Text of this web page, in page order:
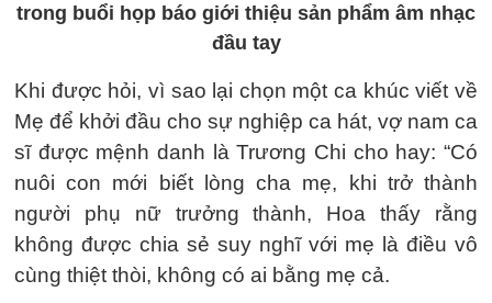
trong buổi họp báo giới thiệu sản phẩm âm nhạc
đầu tay
Khi được hỏi, vì sao lại chọn một ca khúc viết về
Mẹ để khởi đầu cho sự nghiệp ca hát, vợ nam ca
sĩ được mệnh danh là Trương Chi cho hay: “Có
nuôi con mới biết lòng cha mẹ, khi trở thành
người phụ nữ trưởng thành, Hoa thấy rằng
không được chia sẻ suy nghĩ với mẹ là điều vô
cùng thiệt thòi, không có ai bằng mẹ cả.